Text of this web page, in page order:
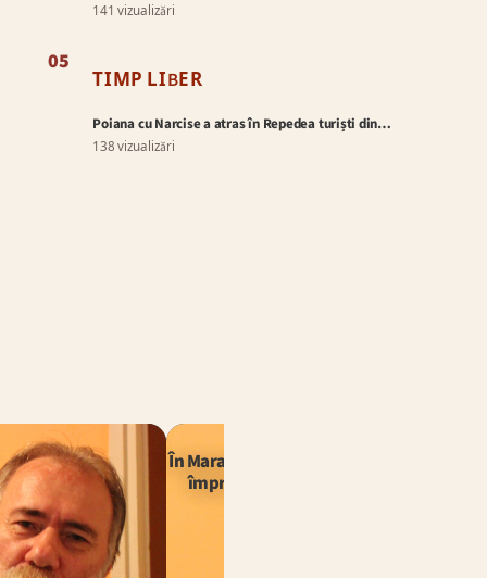
141 vizualizări
05
TIMP LIBER
Poiana cu Narcise a atras în Repedea turiști din…
138 vizualizări
În Maramureș, PSD, USR, AUR și UDMR
împreună în același film politic penibil.